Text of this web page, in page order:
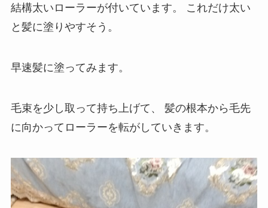
結構太いローラーが付いています。
これだけ太い
と髪に塗りやすそう。
早速髪に塗ってみます。
毛束を少し取って持ち上げて、
髪の根本から毛先
に向かってローラーを転がしていきます。